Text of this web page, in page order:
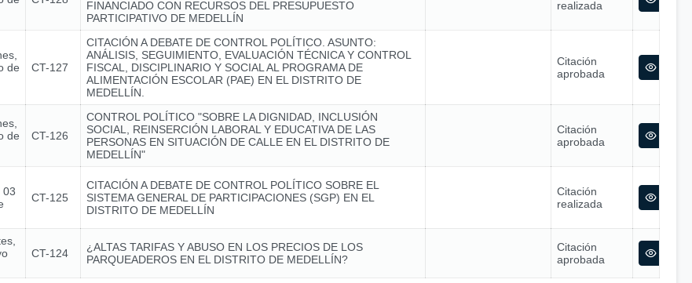
FINANCIADO CON RECURSOS DEL PRESUPUESTO
PARTICIPATIVO DE MEDELLÍN
realizada
de
CT-127
CITACIÓN A DEBATE DE CONTROL POLÍTICO. ASUNTO:
ANÁLISIS, SEGUIMIENTO, EVALUACIÓN TÉCNICA Y CONTROL
FISCAL, DISCIPLINARIO Y SOCIAL AL PROGRAMA DE
ALIMENTACIÓN ESCOLAR (PAE) EN EL DISTRITO DE
MEDELLÍN.
Citación
aprobada
de
CT-126
CONTROL POLÍTICO "SOBRE LA DIGNIDAD, INCLUSIÓN
SOCIAL, REINSERCIÓN LABORAL Y EDUCATIVA DE LAS
PERSONAS EN SITUACIÓN DE CALLE EN EL DISTRITO DE
MEDELLÍN"
Citación
aprobada
03
CT-125
CITACIÓN A DEBATE DE CONTROL POLÍTICO SOBRE EL
SISTEMA GENERAL DE PARTICIPACIONES (SGP) EN EL
DISTRITO DE MEDELLÍN
Citación
realizada
CT-124
¿ALTAS TARIFAS Y ABUSO EN LOS PRECIOS DE LOS
PARQUEADEROS EN EL DISTRITO DE MEDELLÍN?
Citación
aprobada